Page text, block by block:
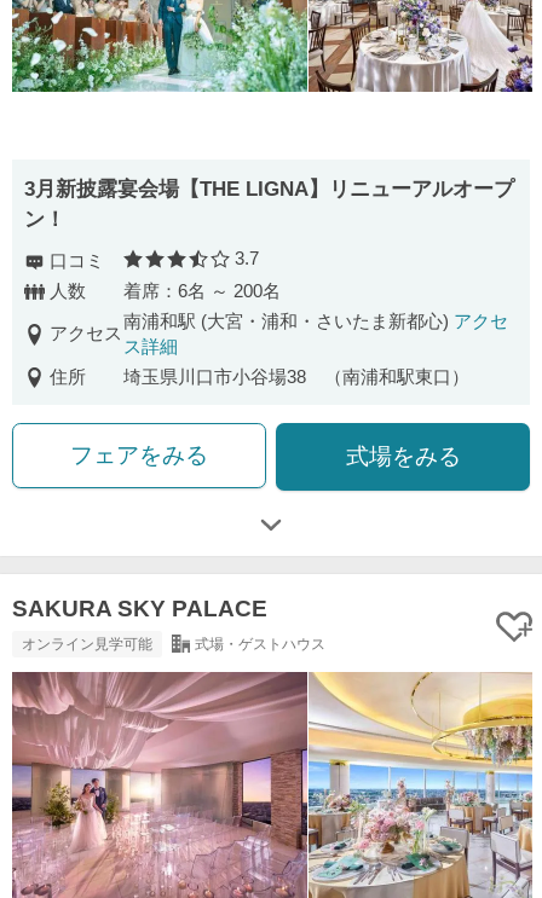
3月新披露宴会場【THE LIGNA】リニューアルオープ
ン！
口コミ 口コミ評価
3.7
人数
着席：6名 ～ 200名
アクセス
南浦和駅 (大宮・浦和・さいたま新都心) アクセ
ス詳細
住所
埼玉県川口市小谷場38 （南浦和駅東口）
フェアをみる 式場をみる
SAKURA SKY PALACE
オンライン見学可能 式場・ゲストハウス